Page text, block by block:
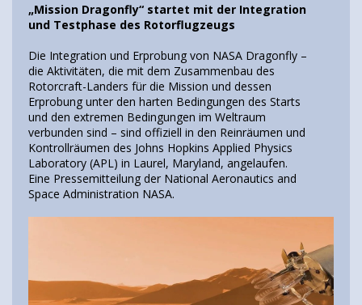
„Mission Dragonfly“ startet mit der Integration
und Testphase des Rotorflugzeugs
Die Integration und Erprobung von NASA Dragonfly –
die Aktivitäten, die mit dem Zusammenbau des
Rotorcraft-Landers für die Mission und dessen
Erprobung unter den harten Bedingungen des Starts
und den extremen Bedingungen im Weltraum
verbunden sind – sind offiziell in den Reinräumen und
Kontrollräumen des Johns Hopkins Applied Physics
Laboratory (APL) in Laurel, Maryland, angelaufen.
Eine Pressemitteilung der National Aeronautics and
Space Administration NASA.